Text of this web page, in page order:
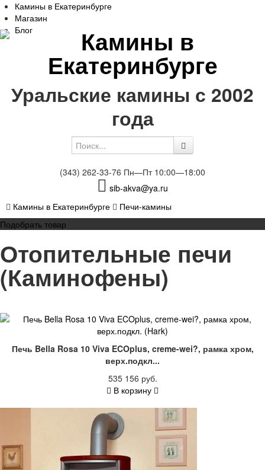
Камины в Екатеринбурге
Магазин
Блог
Уральские камины с 2002
года
(343) 262-33-76 Пн—Пт 10:00—18:00
sib-akva@ya.ru
Камины в Екатеринбурге
Печи-камины
Подобрать товар
Отопительные печи
(Каминофены)
Печь Bella Rosa 10 Viva ECOplus, creme-wei?, рамка хром,
верх.подкл...
535 156 руб.
В корзину